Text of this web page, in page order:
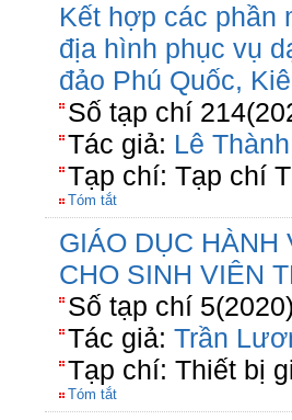
Kết hợp các phần
địa hình phục vụ
đảo Phú Quốc,
Số tạp chí
Tác giả: Lê
Tạp chí: Tạp chí
Tóm tắt
GIÁO DỤC
CHO SINH VIÊN
Số tạp chí
Tác giả: Trần
Tạp chí: Thiết bị
Tóm tắt